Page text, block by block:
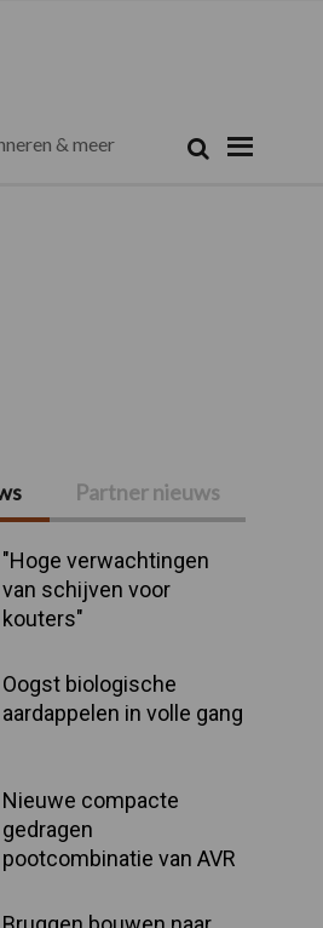
& meer Zoek
Partner nieuws
"Hoge verwachtingen
van schijven voor
kouters"
Oogst biologische
aardappelen in volle gang
Nieuwe compacte
gedragen
pootcombinatie van AVR